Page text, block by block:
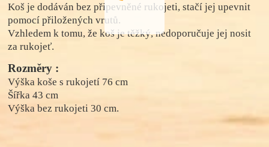
Koš je dodáván bez připevněné rukojeti, stačí jej upevnit
pomocí přiložených vrutů.
Vzhledem k tomu, že koš je těžký, nedoporučuje jej nosit
za rukojeť.
Rozměry :
Výška koše s rukojetí 76 cm
Šířka 43 cm
Výška bez rukojeti 30 cm.